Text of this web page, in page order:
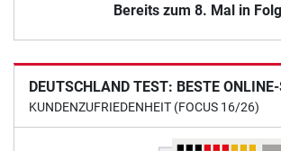
Bereits zum 8. Mal in
DEUTSCHLAND TEST: BESTE
KUNDENZUFRIEDENHEIT (FOCUS 16/26)